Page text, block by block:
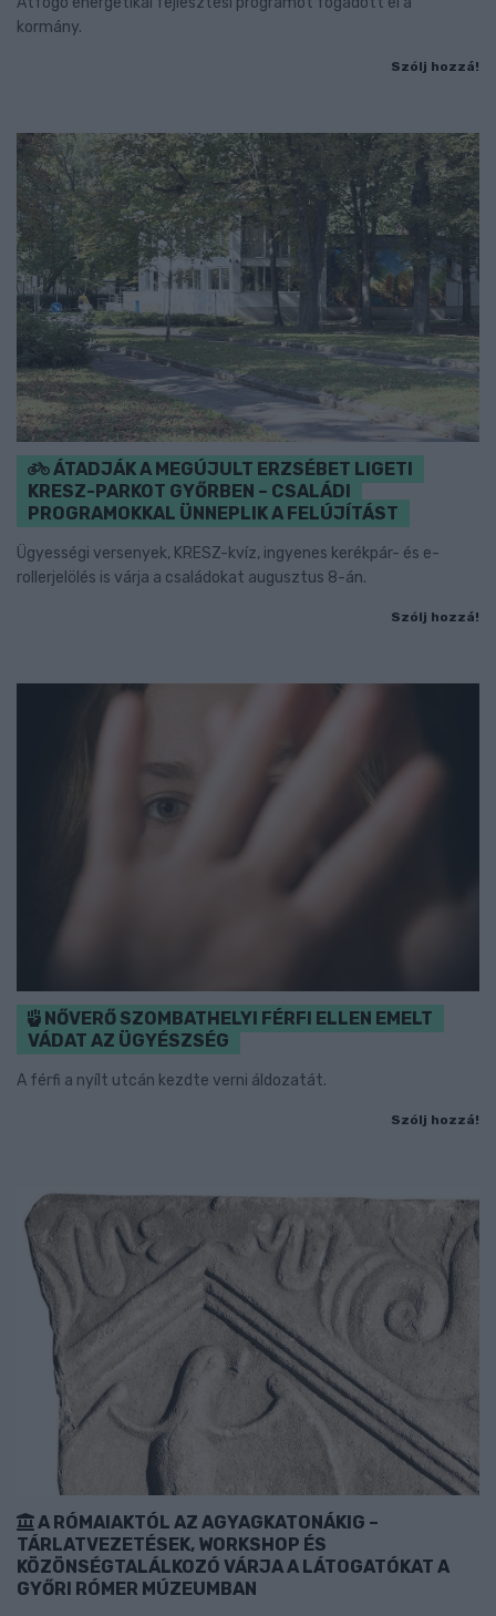
kormány.
Szólj hozzá!
ÁTADJÁK A MEGÚJULT ERZSÉBET LIGETI
KRESZ-PARKOT GYŐRBEN – CSALÁDI
PROGRAMOKKAL ÜNNEPLIK A FELÚJÍTÁST
Ügyességi versenyek, KRESZ-kvíz, ingyenes kerékpár- és e-
rollerjelölés is várja a családokat augusztus 8-án.
Szólj hozzá!
NŐVERŐ SZOMBATHELYI FÉRFI ELLEN EMELT
VÁDAT AZ ÜGYÉSZSÉG
A férfi a nyílt utcán kezdte verni áldozatát.
Szólj hozzá!
A RÓMAIAKTÓL AZ AGYAGKATONÁKIG –
TÁRLATVEZETÉSEK, WORKSHOP ÉS
KÖZÖNSÉGTALÁLKOZÓ VÁRJA A LÁTOGATÓKAT A
GYŐRI RÓMER MÚZEUMBAN